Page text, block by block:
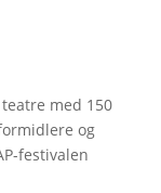
med 150
og
festivalen